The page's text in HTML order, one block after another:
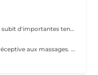
Le dos maintient notre anatomie et subit d'importantes tensions liées au stress, à la fatigue, au froid, aux mauvaises positions... Le massage du dos permet de dénouer les tensions, détendre les muscles, soulage les courbatures et les contractions. Le massage du dos est une véritable source de bien être et de détente. Il a un effet bénéfique de façon locale mais aussi sur la détente générale. Senteurs aux choix: Fleur de Tiaré, Thé vert Jasmin, Rose Litchi, Cédra Passion
Le pied est la zone du corps la plus réceptive aux massages. Nos pieds nous supportent au quotidien et nous oublions souvent d'en prendre soin. Ils sont composés de multiples terminaisons nerveuses qui influent sur l'ensemble de notre organisme. Quand nous avons mal aux pieds ne ressentons nous pas une grande fatigue ? Le massage des pieds stimule la circulation sanguine et permet d'évacuer le stress. Il active le drainage lymphatique et aide à l'élimination des toxines. Il procure bien être et détente. Senteurs aux choix: Fleur de Tiaré, Thé vert Jasmin, Rose Litchi, Cédra Passion